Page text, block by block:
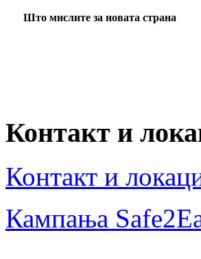
Што мислите за новата страна
Контакт и
Контакт и
Кампања